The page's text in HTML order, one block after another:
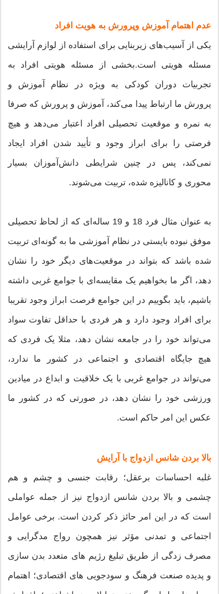
عدم اهتمام آموزش وپرورش به هویت افراد
یکی از آسیب‌های زیربنایی برای استفاده از لوازم آرایشی
مسئله هویتی است.بخشی از مسئله هویتی افراد به
تجربیات دوران کودکی به ویژه در نظام آموزش و
پرورش ما ارتباط پیدا می‌کند، آموزش و پرورش که صرفا
به نمره و موقعیت تحصیلی افراد اعتبار می‌دهد و هیچ
فرصتی را برای ابراز وجود و تأیید شدن افراد ایجاد
نمی‌کند، پس در چنین شرایطی دانش‌آموزان بسیار
محوری و کانالیزه شده، تربیت می‌شوند.
به عنوان مثال فرد 18 و 19 ساله‌ای که از لحاظ تحصیلی
موفق نبوده بایستی در نظام آموزشی ما به گونه‌ای تربیت
شده باشد که بتواند در موقعیت‌های دیگر خود را نشان
دهد، اگر ما بخواهیم یک مقایسه‌ای با جوامع غربی داشته
باشیم، باید بگوییم در این جوامع فرصت ابراز وجود تقریبا
برای افراد وجود دارد و هر فردی با حداقل تفاوت سواد
می‌تواند خود را در جامعه نشان دهد، مثلا یک فردی که
هیچ جایگاه اقتصادی و اجتماعی در کشور ما ندارد،
می‌تواند در جوامع غربی با یک خلاقیت و ابداع در میادین
ورزشی خود را نشان دهد، در صورتی که در کشور ما
عکس این امر حاکم است.
بالا بردن شانس ازدواج با آرایش
غلبه احساسات برعقل؛ رقابت جنسی و چشم و هم
چشمی و بالا بردن شانس ازدواج نیز از جمله عواملی
است که در این امر حائز ذکر کردن است. برخی عوامل
اجتماعی و تمدنی مۆثر نیز همچون رواج مدگرایی و
مصرف زدگی از طریق تبلیغ رژیم های متعدد بدن سازی
و پدیده صنعت فرهنگ و سودجویی های اقتصادی؛ اهتمام